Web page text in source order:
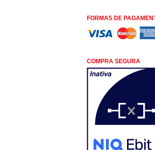
FORMAS DE
COMPRA SEGURA
COMERCIAL SÃO